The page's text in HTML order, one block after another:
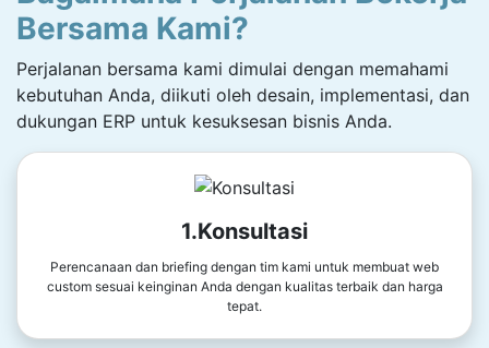
Bersama Kami?
Perjalanan bersama kami dimulai dengan memahami
kebutuhan Anda, diikuti oleh desain, implementasi, dan
dukungan ERP untuk kesuksesan bisnis Anda.
1.Konsultasi
Perencanaan dan briefing dengan tim kami untuk membuat web
custom sesuai keinginan Anda dengan kualitas terbaik dan harga
tepat.